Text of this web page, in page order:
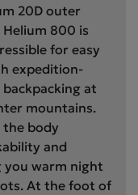
20D outer
800 is
for easy
expedition-
at
mountains.
body
and
you warm night
At the foot of